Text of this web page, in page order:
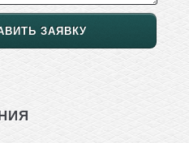
ЗАЯВКУ